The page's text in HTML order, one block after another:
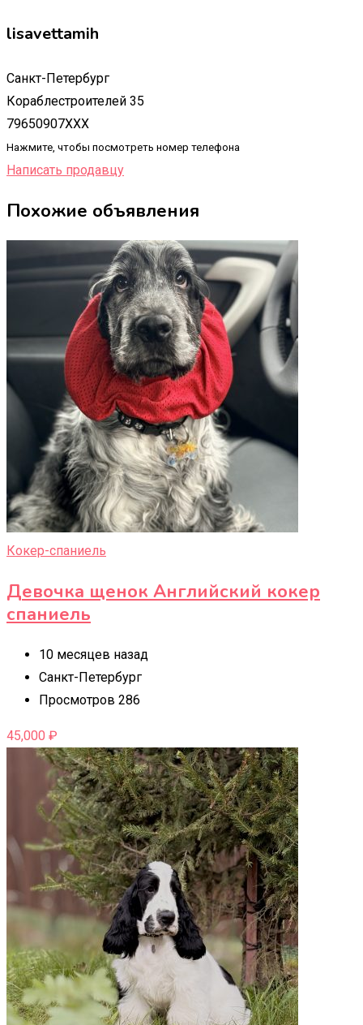
lisavettamih
Санкт-Петербург
Кораблестроителей 35
79650907XXX
Нажмите, чтобы посмотреть номер телефона
Написать продавцу
Похожие объявления
Кокер-спаниель
Девочка щенок Английский кокер
спаниель
10 месяцев назад
Санкт-Петербург
Просмотров 286
45,000 ₽